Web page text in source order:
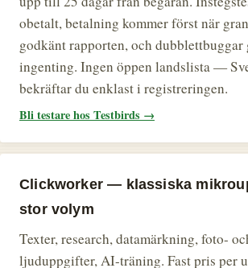
obetalt, betalning kommer först när
godkänt rapporten, och dubblettbuggar
ingenting. Ingen öppen landslista —
bekräftar du enklast i registreringen.
Bli testare hos Testbirds →
Clickworker — klassiska
stor volym
Texter, research, datamärkning, foto-
ljuduppgifter, AI-träning. Fast pris per